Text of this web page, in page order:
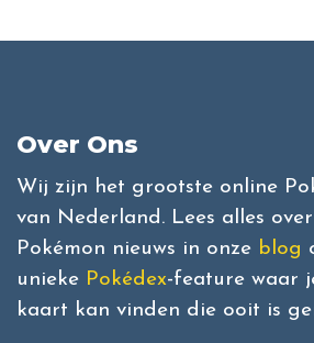
Over Ons
Wij zijn het grootste online
van Nederland. Lees alles
Pokémon nieuws in onze blog
unieke Pokédex-feature waar
kaart kan vinden die ooit is